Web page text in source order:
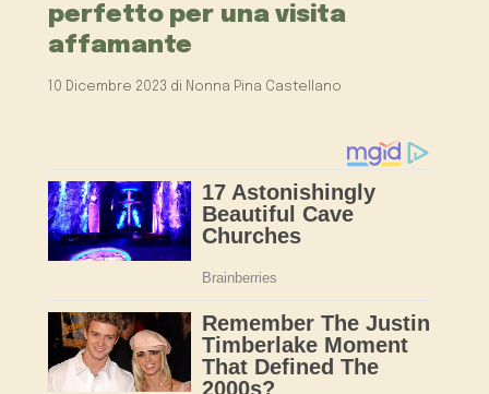
perfetto per una visita
affamante
10 Dicembre 2023 di Nonna Pina Castellano